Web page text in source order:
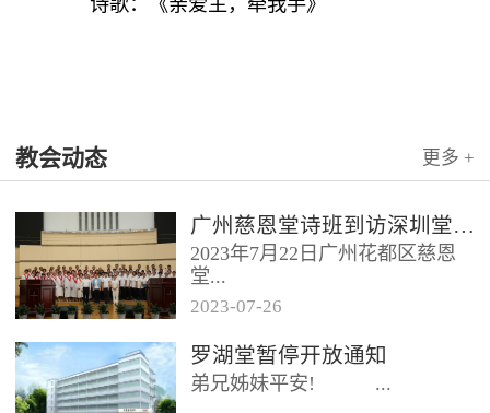
教会动态 更多 +
广州慈恩堂诗班到访深圳堂、和平堂
2023年7月22日广州花都区慈恩
堂...
联合诗班在叶海莲牧师的带领
下，先后到访基督教和平堂、深
圳堂。 上午和平堂教...
2023-07-26
罗湖堂暂停开放通知
弟兄姊妹平安! ...